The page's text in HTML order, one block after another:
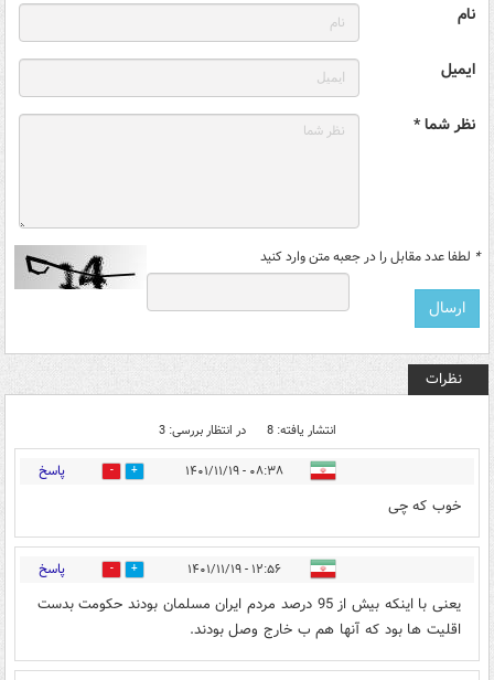
نام
ایمیل
نظر شما *
* لطفا عدد مقابل را در جعبه متن وارد کنید
نظرات
انتشار یافته: 8 در انتظار بررسی: 3
۰۸:۳۸ - ۱۴۰۱/۱۱/۱۹ 2 پاسخ
خوب که چی
۱۲:۵۶ - ۱۴۰۱/۱۱/۱۹ 2 پاسخ
یعنی با اینکه بیش از 95 درصد مردم ایران مسلمان بودند حکومت بدست
اقلیت ها بود که آنها هم ب خارج وصل بودند.